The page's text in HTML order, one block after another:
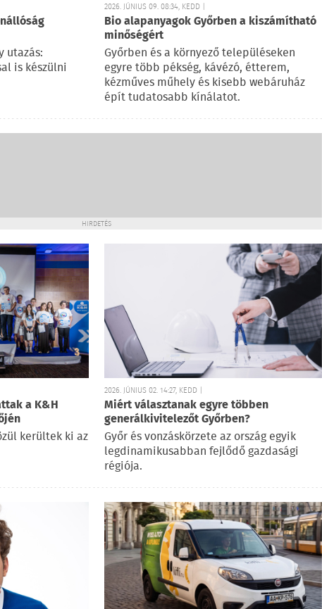
utazás:
is készülni
2026. JÚNIUS 09. 08:34, KEDD |
Bio alapanyagok Győrben a kiszámítható
minőségért
Győrben és a környező településeken
egyre több pékség, kávézó, étterem,
kézműves műhely és kisebb webáruház
épít tudatosabb kínálatot.
HIRDETÉS
a K&H
kerültek ki az
2026. JÚNIUS 02. 14:27, KEDD |
Miért választanak egyre többen
generálkivitelezőt Győrben?
Győr és vonzáskörzete az ország egyik
legdinamikusabban fejlődő gazdasági
régiója.